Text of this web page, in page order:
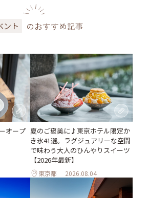
ント のおすすめ記事
オープ 夏のご褒美に♪東京ホテル限定か
き氷41選。ラグジュアリーな空間
で味わう大人のひんやりスイーツ
【2026年最新】
東京都 2026.08.04